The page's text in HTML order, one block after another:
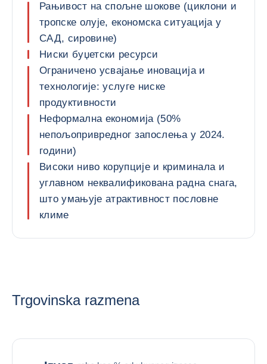
Рањивост на спољне шокове (циклони и
тропске олује, економска ситуација у
САД, сировине)
Ниски буџетски ресурси
Ограничено усвајање иновација и
технологије: услуге ниске
продуктивности
Неформална економија (50%
непољопривредног запослења у 2024.
години)
Високи ниво корупције и криминала и
углавном неквалификована радна снага,
што умањује атрактивност пословне
климе
Trgovinska razmena